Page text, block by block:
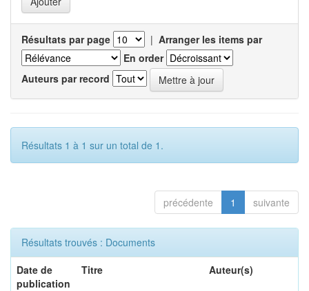
Résultats par page | Arranger les items par
En order
Auteurs par record
Résultats 1 à 1 sur un total de 1.
précédente 1 suivante
Résultats trouvés : Documents
Date de
publication
Titre Auteur(s)